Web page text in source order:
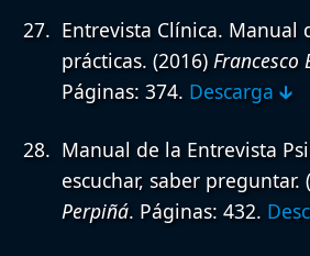
Entrevista Clínica. Manual
prácticas. (2016)
Páginas: 374. Descarga 🡳
Manual de la Entrevista
escuchar, saber preguntar.
Perpiñá. Páginas: 432.